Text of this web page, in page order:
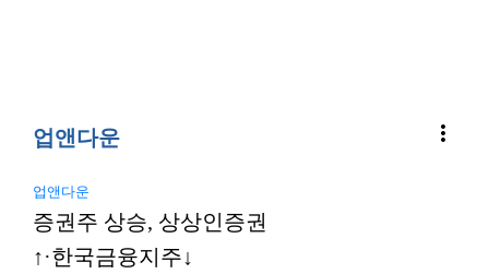
업앤다운 more_vert
업앤다운
증권주 상승, 상상인증권
↑·한국금융지주↓